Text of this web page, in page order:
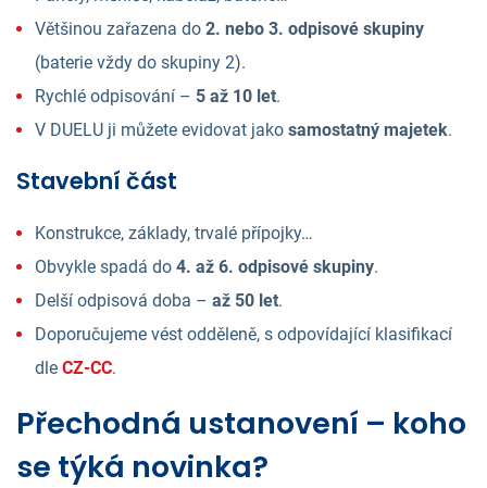
Většinou zařazena do 2. nebo 3. odpisové skupiny
(baterie vždy do skupiny 2).
Rychlé odpisování – 5 až 10 let.
V DUELU ji můžete evidovat jako samostatný majetek.
Stavební část
Konstrukce, základy, trvalé přípojky…
Obvykle spadá do 4. až 6. odpisové skupiny.
Delší odpisová doba – až 50 let.
Doporučujeme vést odděleně, s odpovídající klasifikací
dle CZ-CC.
Přechodná ustanovení – koho
se týká novinka?